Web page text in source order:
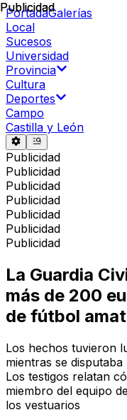
PortadaGalerías
Local
Sucesos
Universidad
Provincia
Cultura
Deportes
Campo
Castilla y León
Publicidad
Publicidad
Publicidad
Publicidad
Publicidad
Publicidad
Publicidad
Publicidad
La Guardia
más de 200
de fútbol
Los hechos tuvieron
mientras se
Los testigos relatan
miembro del equipo
los vestuarios
Publicidad